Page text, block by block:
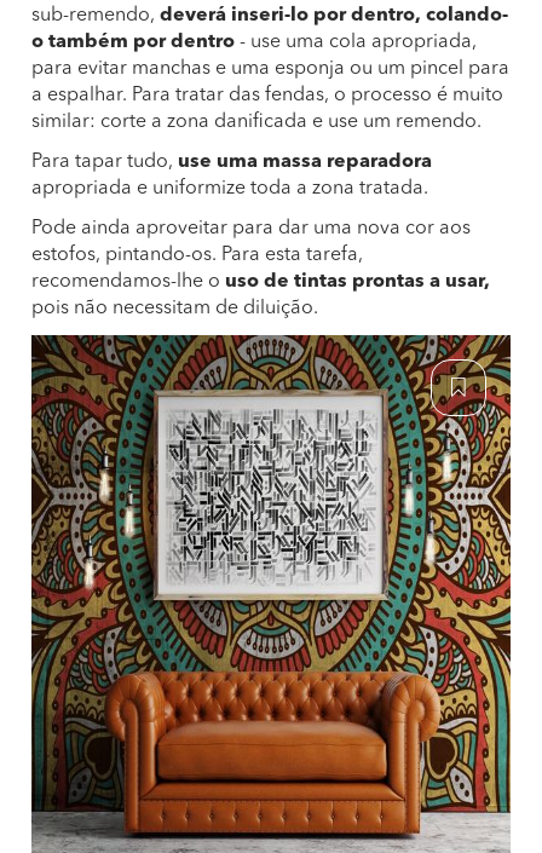
sub-remendo, deverá inseri-lo por dentro, colando-
o também por dentro - use uma cola apropriada,
para evitar manchas e uma esponja ou um pincel para
a espalhar. Para tratar das fendas, o processo é muito
similar: corte a zona danificada e use um remendo.
Para tapar tudo, use uma massa reparadora
apropriada e uniformize toda a zona tratada.
Pode ainda aproveitar para dar uma nova cor aos
estofos, pintando-os. Para esta tarefa,
recomendamos-lhe o uso de tintas prontas a usar,
pois não necessitam de diluição.